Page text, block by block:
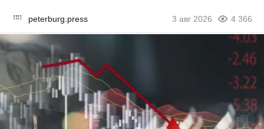
peterburg.press 3 авг 2026 4 366